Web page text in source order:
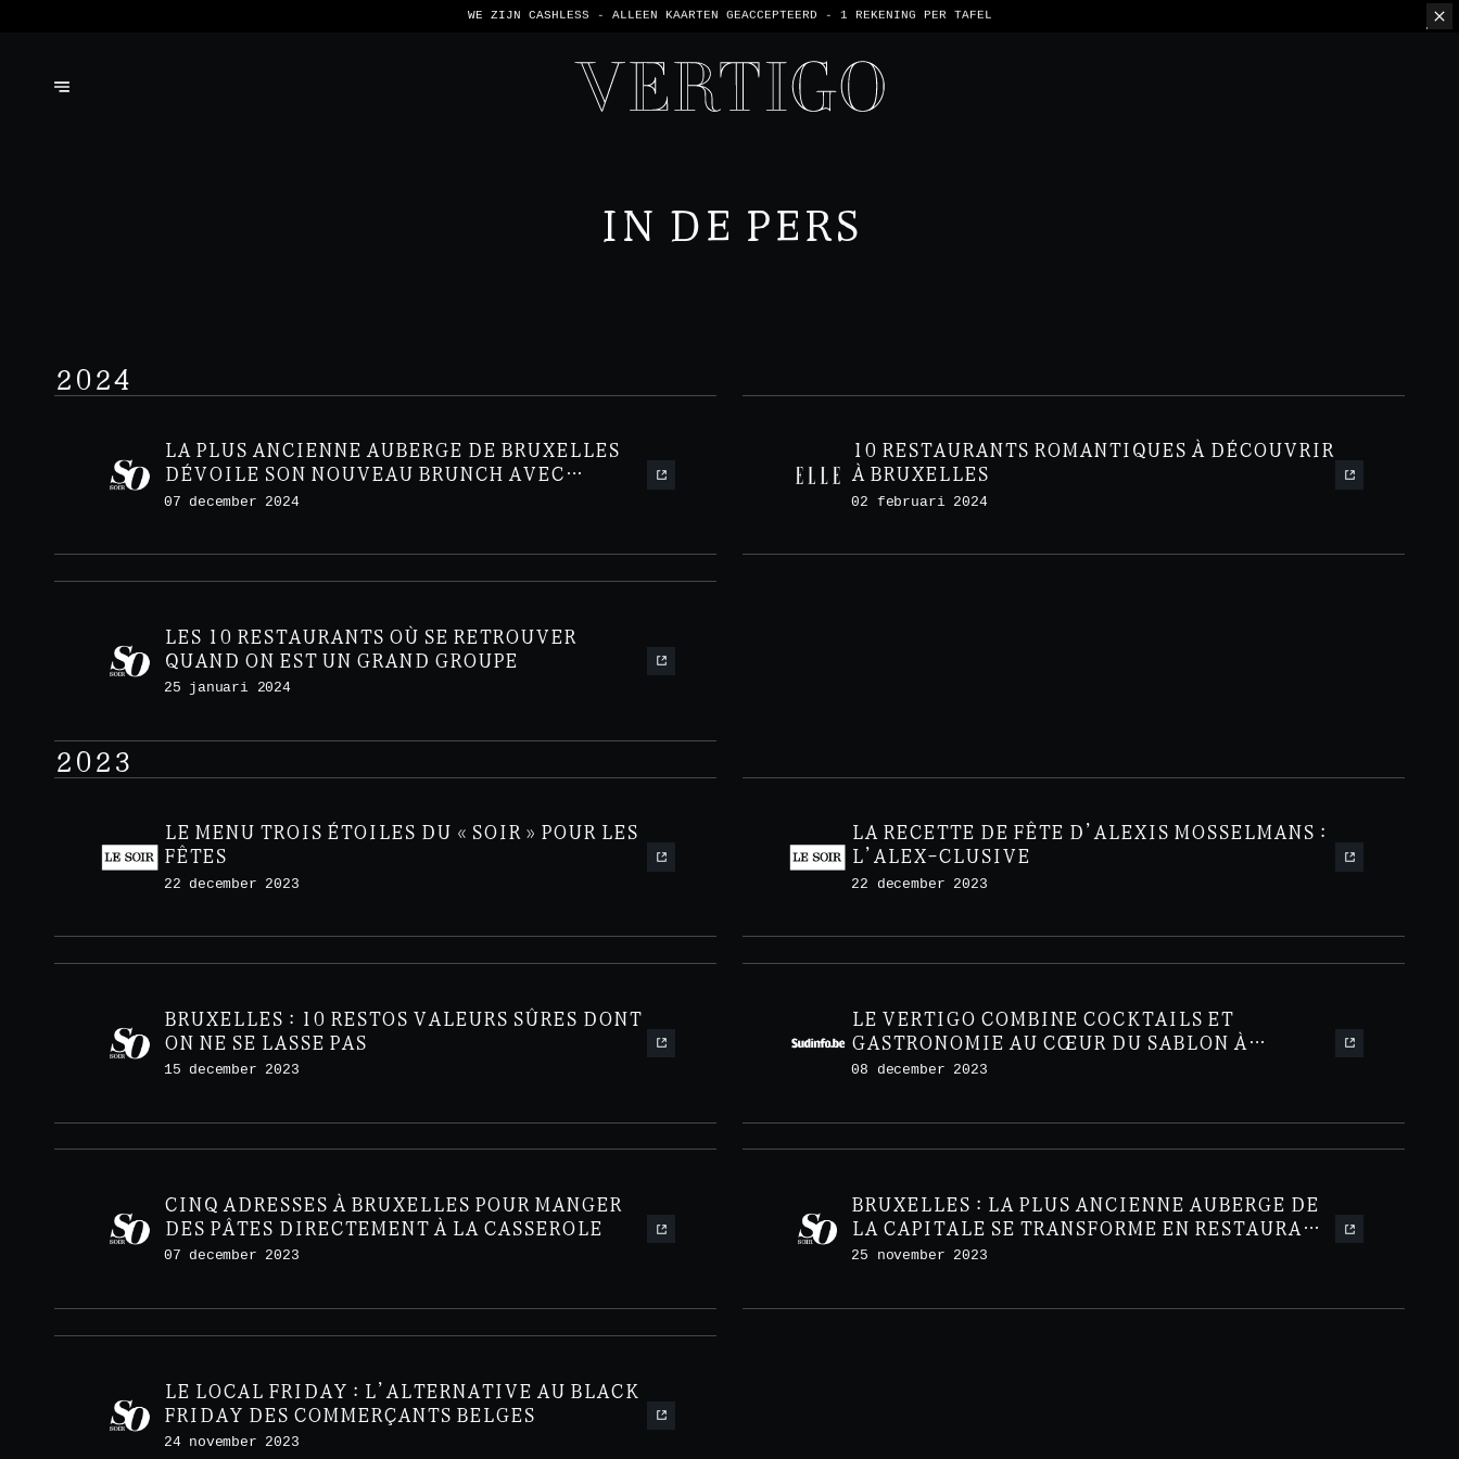
WE ZIJN CASHLESS - ALLEEN KAARTEN GEACCEPTEERD - 1 REKENING PER TAFEL
IN DE PERS
2024
LA PLUS ANCIENNE AUBERGE DE BRUXELLES
DÉVOILE SON NOUVEAU BRUNCH AVEC
MIMOSA À VOLONTÉ
07 december 2024
10 RESTAURANTS ROMANTIQUES À DÉCOUVRIR
À BRUXELLES
02 februari 2024
LES 10 RESTAURANTS OÙ SE RETROUVER
QUAND ON EST UN GRAND GROUPE
25 januari 2024
2023
LE MENU TROIS ÉTOILES DU « SOIR » POUR LES
FÊTES
22 december 2023
LA RECETTE DE FÊTE D’ALEXIS MOSSELMANS :
L’ALEX-CLUSIVE
22 december 2023
BRUXELLES : 10 RESTOS VALEURS SÛRES DONT
ON NE SE LASSE PAS
15 december 2023
LE VERTIGO COMBINE COCKTAILS ET
GASTRONOMIE AU CŒUR DU SABLON À
BRUXELLES
08 december 2023
CINQ ADRESSES À BRUXELLES POUR MANGER
DES PÂTES DIRECTEMENT À LA CASSEROLE
07 december 2023
BRUXELLES : LA PLUS ANCIENNE AUBERGE DE
LA CAPITALE SE TRANSFORME EN RESTAURANT
CONFIDENTIEL
25 november 2023
LE LOCAL FRIDAY : L’ALTERNATIVE AU BLACK
FRIDAY DES COMMERÇANTS BELGES
24 november 2023